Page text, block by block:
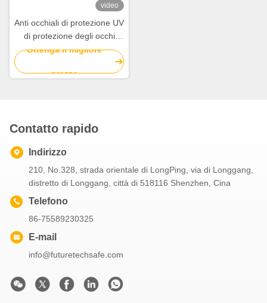
video
Anti occhiali di protezione UV
di protezione degli occhi
200nm - occhiali di
protezione di depilazione del
laser 2000nm
Ottenga il migliore
prezzo
Contatto rapido
Indirizzo
210, No.328, strada orientale di LongPing, via di Longgang,
distretto di Longgang, città di 518116 Shenzhen, Cina
Telefono
86-75589230325
E-mail
info@futuretechsafe.com